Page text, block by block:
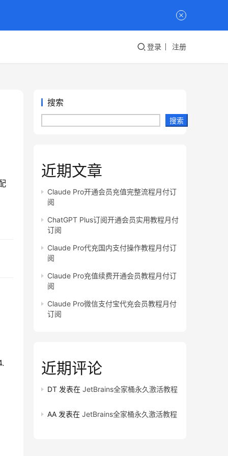
登录 注册
搜索
搜索
近期文章
Claude Pro开通会员充值完整流程月付订
阅
ChatGPT Plus订阅开通会员实用教程月付
订阅
Claude Pro代充国内支付操作教程月付订
阅
Claude Pro充值续费开通会员教程月付订
阅
Claude Pro微信支付宝代充会员教程月付
订阅
近期评论
DT 发表在 JetBrains全家桶永久激活教程
AA 发表在 JetBrains全家桶永久激活教程